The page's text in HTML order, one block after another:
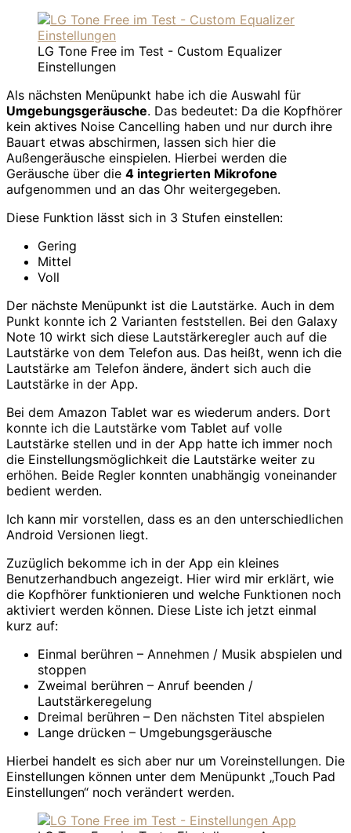
LG Tone Free im Test - Custom Equalizer
Einstellungen
Als nächsten Menüpunkt habe ich die Auswahl für
Umgebungsgeräusche. Das bedeutet: Da die Kopfhörer
kein aktives Noise Cancelling haben und nur durch ihre
Bauart etwas abschirmen, lassen sich hier die
Außengeräusche einspielen. Hierbei werden die
Geräusche über die 4 integrierten Mikrofone
aufgenommen und an das Ohr weitergegeben.
Diese Funktion lässt sich in 3 Stufen einstellen:
Gering
Mittel
Voll
Der nächste Menüpunkt ist die Lautstärke. Auch in dem
Punkt konnte ich 2 Varianten feststellen. Bei den Galaxy
Note 10 wirkt sich diese Lautstärkeregler auch auf die
Lautstärke von dem Telefon aus. Das heißt, wenn ich die
Lautstärke am Telefon ändere, ändert sich auch die
Lautstärke in der App.
Bei dem Amazon Tablet war es wiederum anders. Dort
konnte ich die Lautstärke vom Tablet auf volle
Lautstärke stellen und in der App hatte ich immer noch
die Einstellungsmöglichkeit die Lautstärke weiter zu
erhöhen. Beide Regler konnten unabhängig voneinander
bedient werden.
Ich kann mir vorstellen, dass es an den unterschiedlichen
Android Versionen liegt.
Zuzüglich bekomme ich in der App ein kleines
Benutzerhandbuch angezeigt. Hier wird mir erklärt, wie
die Kopfhörer funktionieren und welche Funktionen noch
aktiviert werden können. Diese Liste ich jetzt einmal
kurz auf:
Einmal berühren – Annehmen / Musik abspielen und
stoppen
Zweimal berühren – Anruf beenden /
Lautstärkeregelung
Dreimal berühren – Den nächsten Titel abspielen
Lange drücken – Umgebungsgeräusche
Hierbei handelt es sich aber nur um Voreinstellungen. Die
Einstellungen können unter dem Menüpunkt „Touch Pad
Einstellungen“ noch verändert werden.